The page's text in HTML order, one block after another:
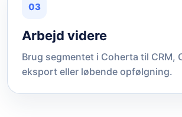
03
Arbejd videre
Brug segmentet i Coherta til CRM,
eksport eller løbende opfølgning.